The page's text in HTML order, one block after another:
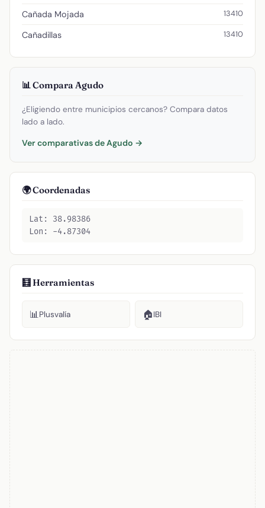
Cañada Mojada 13410
Cañadillas 13410
📊 Compara Agudo
¿Eligiendo entre municipios cercanos? Compara datos
lado a lado.
Ver comparativas de Agudo →
🌍 Coordenadas
Lat: 38.98386
Lon: -4.87304
🧮 Herramientas
📊Plusvalía 🏠IBI